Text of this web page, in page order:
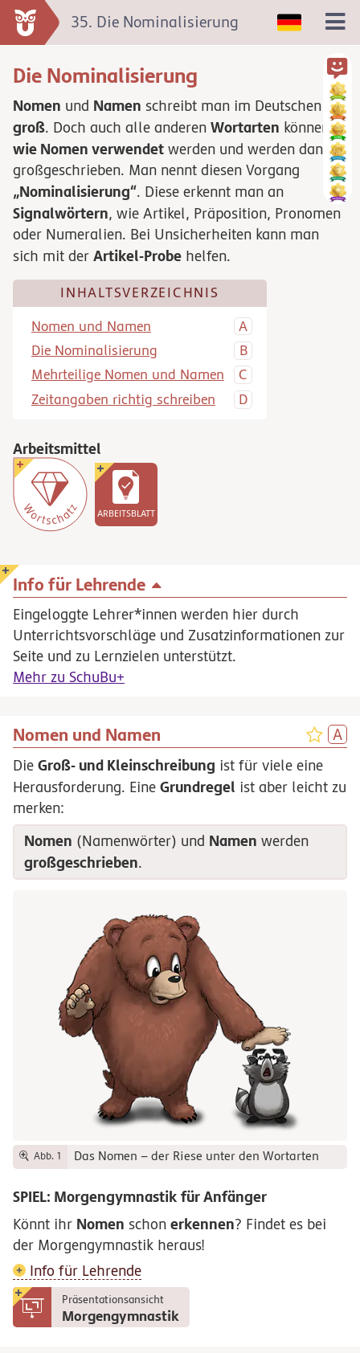
Die Nominalisierung
Nomen und Namen schreibt man im Deutschen
groß. Doch auch alle anderen Wortarten können
wie Nomen verwendet werden und werden dann
großgeschrieben. Man nennt diesen Vorgang
„Nominalisierung“. Diese erkennt man an
Signalwörtern, wie Artikel, Präposition, Pronomen
oder Numeralien. Bei Unsicherheiten kann man
sich mit der Artikel-Probe helfen.
INHALTSVERZEICHNIS
Nomen und Namen
Die Nominalisierung
Mehrteilige Nomen und Namen
Zeitangaben richtig schreiben
Arbeitsmittel
ARBEITSBLATT
Info für Lehrende
Eingeloggte Lehrer*innen werden hier durch
Unterrichtsvorschläge und Zusatzinformationen zur
Seite und zu Lernzielen unterstützt.
Mehr zu SchuBu+
Nomen und Namen
Die Groß- und Kleinschreibung ist für viele eine
Herausforderung. Eine Grundregel ist aber leicht zu
merken:
Nomen (Namenwörter) und Namen werden
großgeschrieben.
Abb. 1 Das Nomen – der Riese unter den Wortarten
SPIEL: Morgengymnastik für Anfänger
Könnt ihr Nomen schon erkennen? Findet es bei
der Morgengymnastik heraus!
Info für Lehrende
Präsentationsansicht
Morgengymnastik
35. Die Nominalisierung